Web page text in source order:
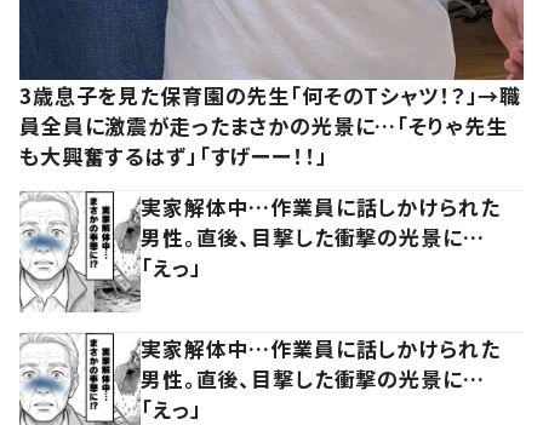
3歳息子を見た保育園の先生「何そのTシャツ！？」→職
員全員に激震が走ったまさかの光景に…「そりゃ先生
も大興奮するはず」「すげーー！！」
実家解体中…作業員に話しかけられた
男性。直後、目撃した衝撃の光景に…
「えっ」
実家解体中…作業員に話しかけられた
男性。直後、目撃した衝撃の光景に…
「えっ」